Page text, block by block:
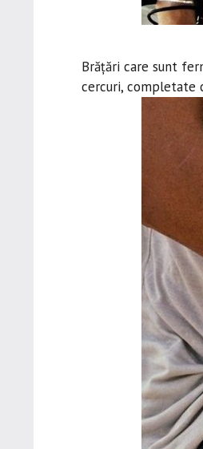
Brățări care sunt
cercuri, completate